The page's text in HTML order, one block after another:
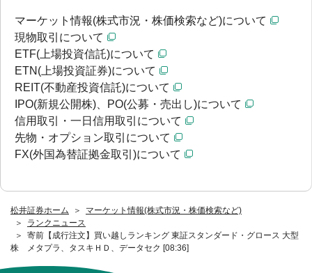
松井証券ホーム
マーケット情報(株式市況・株価検索など)
ランクニュース
寄前【成行注文】買い越しランキング 東証スタンダード・グロース 大型
株 メタプラ、タスキＨＤ、データセク [08:36]
マーケット情報(株式市況・株価検索など)について
現物取引について
ETF(上場投資信託)について
ETN(上場投資証券)について
REIT(不動産投資信託)について
IPO(新規公開株)、PO(公募・売出し)について
信用取引・一日信用取引について
先物・オプション取引について
FX(外国為替証拠金取引)について